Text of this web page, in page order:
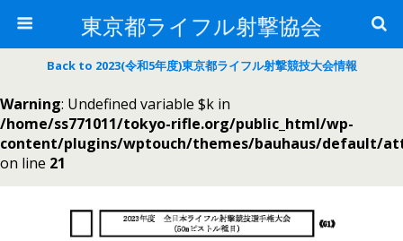
東京都ライフル射撃協会
Back to 2023(令和5年度)東京都ライフル射撃競技大会情報
Warning: Undefined variable $k in
/home/ss771011/tokyo-rifle.org/public_html/wp-
content/plugins/wptouch/themes/bauhaus/default/
on line 21